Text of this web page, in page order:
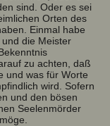
sind. Oder es sei
Orten des
Einmal habe
die Meister
zu achten, daß
und was für Worte
wird. Sofern
und den bösen
Seelenmörder